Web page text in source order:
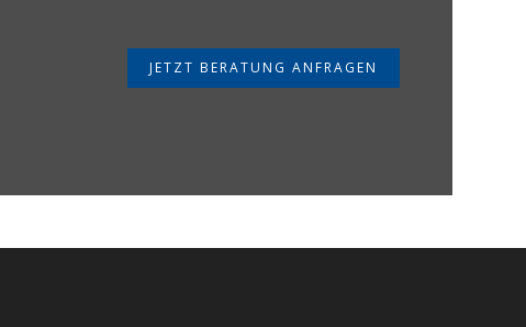
JETZT BERATUNG ANFRAGEN